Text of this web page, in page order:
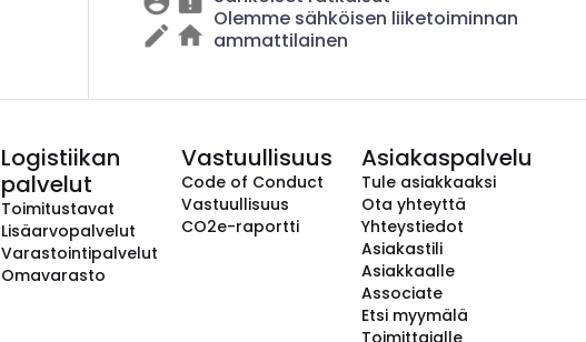
Olemme sähköisen liiketoiminnan
ammattilainen
Logistiikan
palvelut
Toimitustavat
Lisäarvopalvelut
Varastointipalvelut
Omavarasto
Vastuullisuus
Code of Conduct
Vastuullisuus
CO2e-raportti
Asiakaspalvelu
Tule asiakkaaksi
Ota yhteyttä
Yhteystiedot
Asiakastili
Asiakkaalle
Associate
Etsi myymälä
Toimittajalle